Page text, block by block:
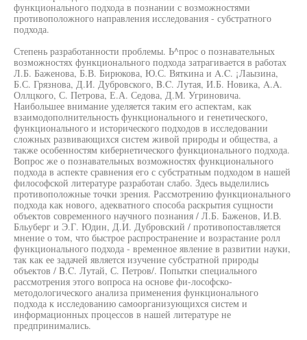
функционального подхода в познании с возможностями
противоположного направления исследования - субстратного
подхода.
Степень разработанности проблемы. Ь^прос о познавательных
возможностях функционального подхода затрагивается в работах
Л.Б. Баженова, Б.В. Бирюкова, Ю.С. Вяткина и A.C. ¡Лаызина,
Б.С. Грязнова, Д.И. Дубровского, B.C. Лутая, И.Б. Новика, A.A.
Оллцкого, С. Петрова, Е.А. Седова, Д.М. Угриновича.
Наибольшее внимание уделяется таким его аспектам, как
взаимодополнительность функционального и генетического,
функционального и исторического подходов в исследовании
сложных развивающихся систем живой природы и общества, а
также особенностям кибернетического функционального подхода.
Вопрос же о познавательных возможностях функционального
подхода в аспекте сравнения его с субстратным подходом в нашей
философской литературе разработан слабо. Здесь выделились
противоположные точки зрения. Рассмотрению функционального
подхода как нового, адекватного способа раскрытия сущности
объектов современного научного познания / Л.Б. Баженов, И.В.
Бльуберг и Э.Г. Юдин, Д.И. Дубровский / противопоставляется
мнение о том, что быстрое распространение и возрастание ролл
функционального подхода - временное явление в развитии науки,
так как ее задачей является изучение субстратной природы
объектов / B.C. Лутай, С. Петров/. Попытки специального
рассмотрения этого вопроса на основе фи-лософско-
методологического анализа применения функционального
подхода к исследованию самоорганизующихся систем и
информационных процессов в нашей литературе не
предпринимались.